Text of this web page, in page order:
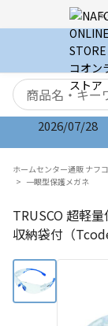
検索キーワード
2026/07/28
ホームセンター通販 ナフ
一眼型保護メガネ
TRUSCO 超軽
収納袋付（